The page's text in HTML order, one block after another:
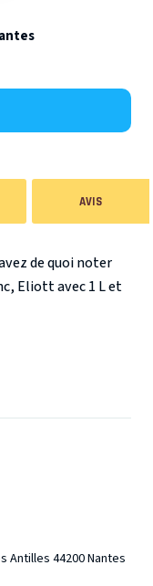
AVIS
de quoi noter
Eliott avec 1 L et
vous de
on peut
le temps. »
comment Mathilde
en études.
quel
quand ça part
Antilles 44200 Nantes